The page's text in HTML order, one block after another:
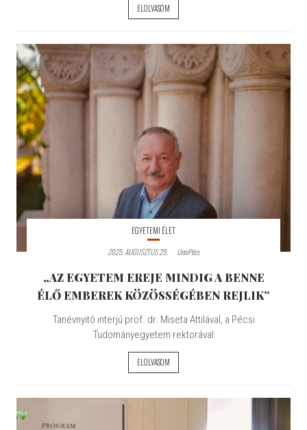
ELOLVASOM
EGYETEMI ÉLET
2025. AUGUSZTUS 29.
UnivPécs
„AZ EGYETEM EREJE MINDIG A BENNE
ÉLŐ EMBEREK KÖZÖSSÉGÉBEN REJLIK”
Tanévnyitó interjú prof. dr. Miseta Attilával, a Pécsi
Tudományegyetem rektorával
ELOLVASOM